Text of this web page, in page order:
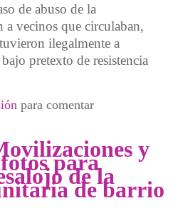
de abuso de la
a vecinos que circulaban,
ilegalmente a
pretexto de resistencia
Detenciones ilegales en el
para comentar
y
para
de la
de barrio